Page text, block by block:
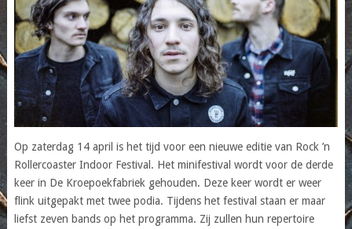
Op zaterdag 14 april is het tijd voor een nieuwe editie van Rock ’n
Rollercoaster Indoor Festival. Het minifestival wordt voor de derde
keer in De Kroepoekfabriek gehouden. Deze keer wordt er weer
flink uitgepakt met twee podia. Tijdens het festival staan er maar
liefst zeven bands op het programma. Zij zullen hun repertoire